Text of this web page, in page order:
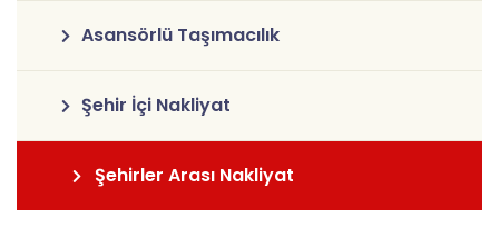
Asansörlü Taşımacılık
Şehir İçi Nakliyat
Şehirler Arası Nakliyat